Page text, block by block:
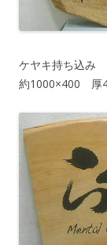
ケヤキ持ち込み
約1000×400 厚